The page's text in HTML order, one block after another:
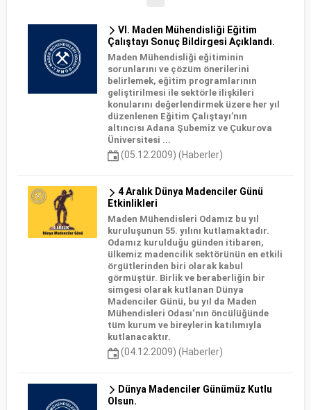
VI. Maden Mühendisliği Eğitim
Çalıştayı Sonuç Bildirgesi Açıklandı.
Maden Mühendisliği eğitiminin
sorunlarını ve çözüm önerilerini
belirlemek, eğitim programlarının
geliştirilmesi ile sektörle ilişkileri
konularını değerlendirmek üzere her yıl
düzenlenen Eğitim Çalıştayı’nın
altıncısı Adana Şubemiz ve Çukurova
Üniversitesi ...
(05.12.2009) (Haberler)
4 Aralık Dünya Madenciler Günü
Etkinlikleri
Maden Mühendisleri Odamız bu yıl
kuruluşunun 55. yılını kutlamaktadır.
Odamız kurulduğu günden itibaren,
ülkemiz madencilik sektörünün en etkili
örgütlerinden biri olarak kabul
görmüştür. Birlik ve beraberliğin bir
simgesi olarak kutlanan Dünya
Madenciler Günü, bu yıl da Maden
Mühendisleri Odası‘nın öncülüğünde
tüm kurum ve bireylerin katılımıyla
kutlanacaktır.
(04.12.2009) (Haberler)
Dünya Madenciler Günümüz Kutlu
Olsun.